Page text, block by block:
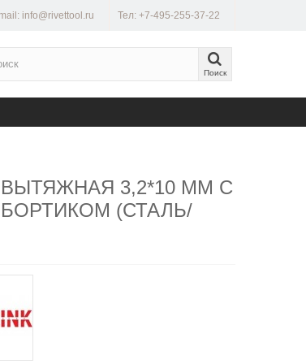
Тел: +7-495-255-37-22
info@rivettool.ru
Поиск
3,2*10 ММ С
(СТАЛЬ/